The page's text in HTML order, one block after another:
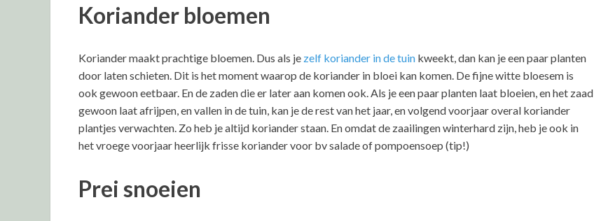
Koriander bloemen
Koriander maakt prachtige bloemen. Dus als je zelf koriander in de tuin kweekt, dan kan je een paar planten
door laten schieten. Dit is het moment waarop de koriander in bloei kan komen. De fijne witte bloesem is
ook gewoon eetbaar. En de zaden die er later aan komen ook. Als je een paar planten laat bloeien, en het zaad
gewoon laat afrijpen, en vallen in de tuin, kan je de rest van het jaar, en volgend voorjaar overal koriander
plantjes verwachten. Zo heb je altijd koriander staan. En omdat de zaailingen winterhard zijn, heb je ook in
het vroege voorjaar heerlijk frisse koriander voor bv salade of pompoensoep (tip!)
Prei snoeien